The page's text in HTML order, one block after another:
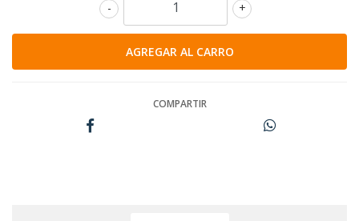
+
-
COMPARTIR